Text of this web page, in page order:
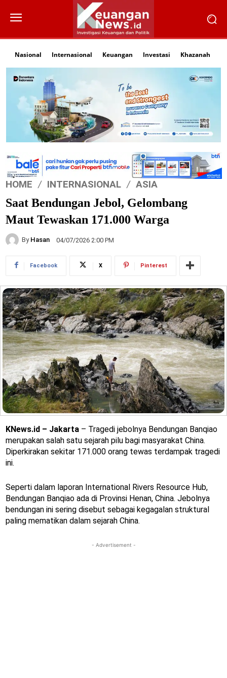
Nasional Internasional Keuangan Investasi Khazanah
HOME INTERNASIONAL ASIA
Saat Bendungan Jebol, Gelombang
Maut Tewaskan 171.000 Warga
By Hasan 04/07/2026 2:00 PM
Facebook X Pinterest
KNews.id – Jakarta – Tragedi jebolnya Bendungan Banqiao
merupakan salah satu sejarah pilu bagi masyarakat China.
Diperkirakan sekitar 171.000 orang tewas terdampak tragedi
ini.
Seperti dalam laporan International Rivers Resource Hub,
Bendungan Banqiao ada di Provinsi Henan, China. Jebolnya
bendungan ini sering disebut sebagai kegagalan struktural
paling mematikan dalam sejarah China.
- Advertisement -